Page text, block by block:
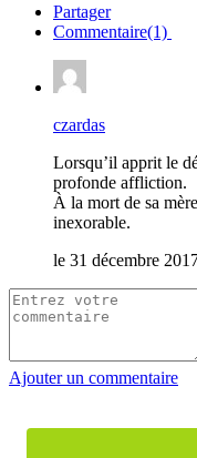
Partager
Commentaire(1)
czardas
Lorsqu’il apprit le
profonde affliction.
À la mort de sa
inexorable.
le 31 décembre
Ajouter un commentaire